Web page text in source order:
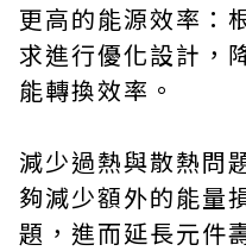
更高的能源效率：
求進行優化設計，
能轉換效率。
減少過熱與散熱問
夠減少額外的能量
題，進而延長元件